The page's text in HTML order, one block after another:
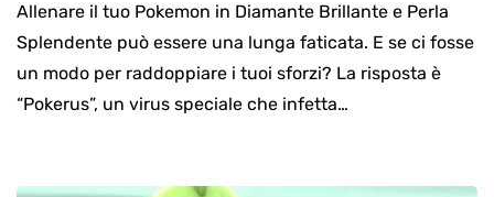
Allenare il tuo Pokemon in Diamante Brillante e Perla
Splendente può essere una lunga faticata. E se ci fosse
un modo per raddoppiare i tuoi sforzi? La risposta è
“Pokerus”, un virus speciale che infetta…